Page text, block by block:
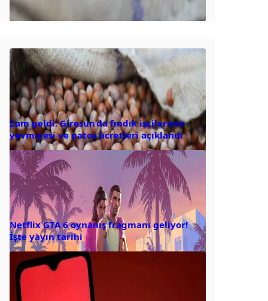
Zam geldi: Giresun’da fındık işçilerinin
yevmiyesi ve patoz ücretleri açıklandı
Netflix GTA 6 oynanış fragmanı geliyor!
İşte yayın tarihi